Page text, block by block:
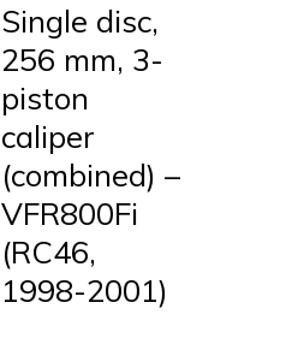
Single disc,
256 mm, 3-
piston
caliper
(combined) –
VFR800Fi
(RC46,
1998-2001)